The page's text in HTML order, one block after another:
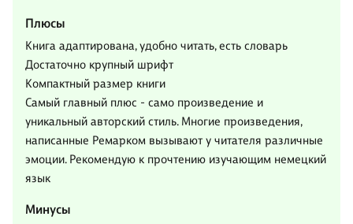
Плюсы
Книга адаптирована, удобно читать, есть словарь
Достаточно крупный шрифт
Компактный размер книги
Самый главный плюс - само произведение и
уникальный авторский стиль. Многие произведения,
написанные Ремарком вызывают у читателя различные
эмоции. Рекомендую к прочтению изучающим немецкий
язык
Минусы